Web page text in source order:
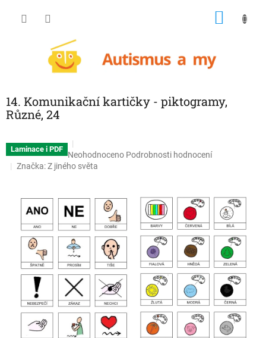
14. Komunikační kartičky - piktogramy,
Různé, 24
Laminace i PDF
Průměrné
hodnocení
0,0
z
5
hvězdiček.
Neohodnoceno Podrobnosti hodnocení
Značka:Z jiného světa